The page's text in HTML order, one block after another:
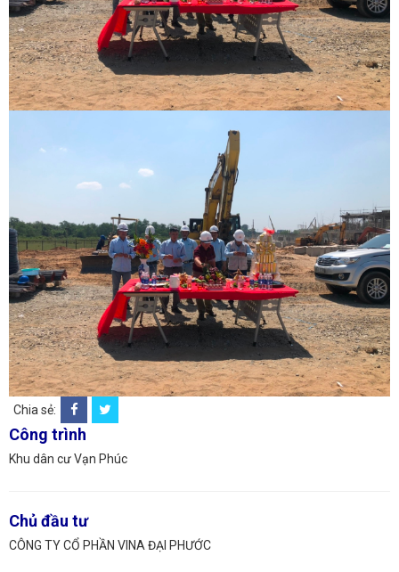
Chia sẻ:
Công trình
Khu dân cư Vạn Phúc
Chủ đầu tư
CÔNG TY CỔ PHẦN VINA ĐẠI PHƯỚC